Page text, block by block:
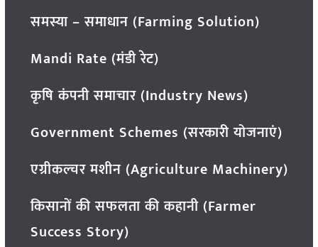
समस्या – समाधान (Farming Solution)
Mandi Rate (मंडी रेट)
कृषि कंपनी समाचार (Industry News)
Government Schemes (सरकारी योजनाएं)
एग्रीकल्चर मशीन (Agriculture Machinery)
किसानों की सफलता की कहानी (Farmer
Success Story)